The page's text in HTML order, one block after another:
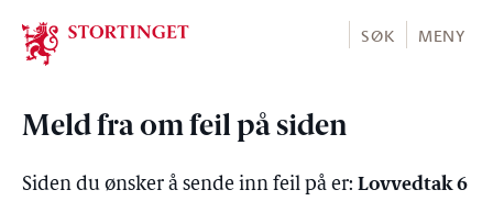
Stortinget.no
SØK MENY
Meld fra om feil på siden
Siden du ønsker å sende inn feil på er: Lovvedtak 6